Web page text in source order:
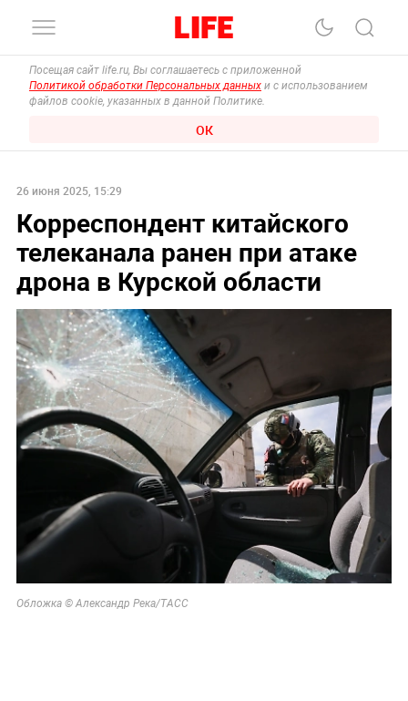
Посещая сайт life.ru, Вы соглашаетесь с приложенной
Политикой обработки Персональных данных и с использованием
файлов cookie, указанных в данной Политике.
ОК
26 июня 2025, 15:29
Корреспондент китайского
телеканала ранен при атаке
дрона в Курской области
Обложка © Александр Река/ТАСС